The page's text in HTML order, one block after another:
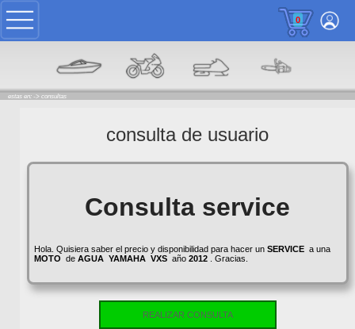
0
estas en: -> consultas
consulta de usuario
Consulta service
Hola. Quisiera saber el precio y disponibilidad para hacer un SERVICEa una
MOTO de AGUA YAMAHA VXSaño 2012. Gracias.
REALIZAR CONSULTA